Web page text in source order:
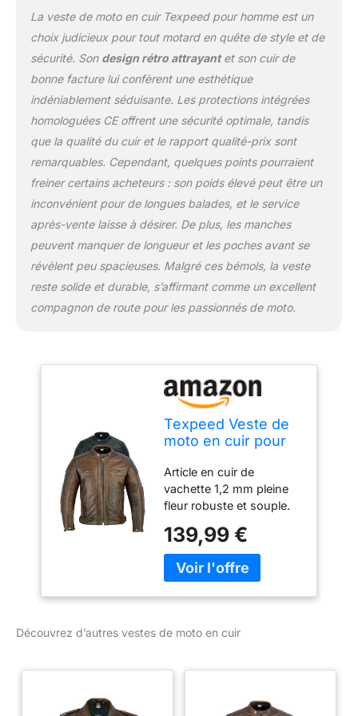
La veste de moto en cuir Texpeed pour homme est un
choix judicieux pour tout motard en quête de style et de
sécurité. Son design rétro attrayantet son cuir de
bonne facture lui confèrent une esthétique
indéniablement séduisante. Les protections intégrées
homologuées CE offrent une sécurité optimale, tandis
que la qualité du cuir et le rapport qualité-prix sont
remarquables. Cependant, quelques points pourraient
freiner certains acheteurs : son poids élevé peut être un
inconvénient pour de longues balades, et le service
après-vente laisse à désirer. De plus, les manches
peuvent manquer de longueur et les poches avant se
révèlent peu spacieuses. Malgré ces bémols, la veste
reste solide et durable, s’affirmant comme un excellent
compagnon de route pour les passionnés de moto.
Texpeed Veste de
moto en cuir pour
Homologué blouson
été/hiver de moto
de tourisme avec
protection véritable
biker CE armor (EN
1621-1) Design
cousu matelassé -
Brun/Marron - M
Article en cuir de
vachette 1,2 mm pleine
fleur robuste et souple.
internes certifiées CE au
niveau des épaules, des
coudes et des avant-
résistantes. Protection
entièrement amovible.
avec fermeture Éclair
139,99 €
Découvrez d’autres vestes de moto en cuir